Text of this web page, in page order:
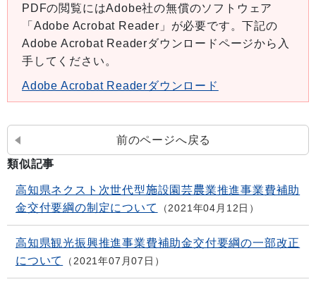
PDFの閲覧にはAdobe社の無償のソフトウェア
「Adobe Acrobat Reader」が必要です。下記の
Adobe Acrobat Readerダウンロードページから入
手してください。
Adobe Acrobat Readerダウンロード
前のページへ戻る
類似記事
高知県ネクスト次世代型施設園芸農業推進事業費補助
金交付要綱の制定について
2021年04月12日
高知県観光振興推進事業費補助金交付要綱の一部改正
について
2021年07月07日